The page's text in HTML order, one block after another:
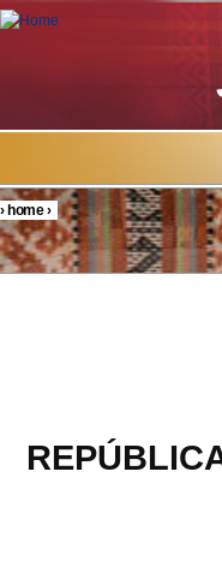
Skip to main content
You are here
›home›